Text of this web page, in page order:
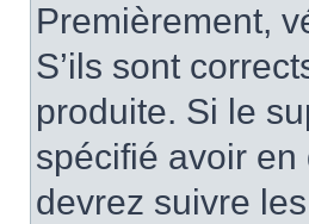
Premièrement,
S’ils sont
produite. Si le
spécifié avoir en
devrez suivre